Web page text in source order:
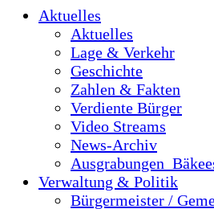
Aktuelles
Aktuelles
Lage & Verkehr
Geschichte
Zahlen & Fakten
Verdiente Bürger
Video Streams
News-Archiv
Verwaltung & Politik
Bürgermeister /